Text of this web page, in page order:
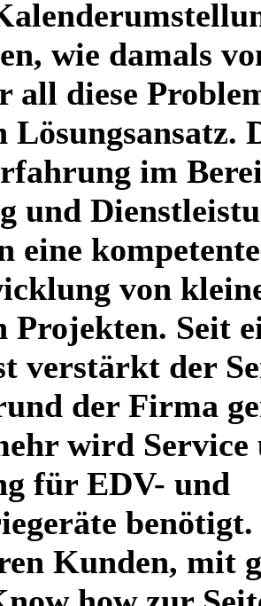
wie damals
all diese
Lösungsansatz.
im
und
eine
von
Projekten. Seit
verstärkt der
der Firma
wird Service
für EDV- und
Kunden, mit